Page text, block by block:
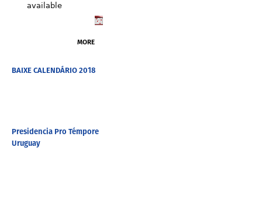
available
MORE
BAIXE CALENDÁRIO 2018
Presidencia Pro Témpore
Uruguay